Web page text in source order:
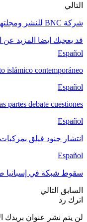
التالي
شركة BNC للنشر ومجلتها Entrepreneur الشرق الاوسط ، نظمت جوائزها السنوية لروّاد الأعمال في السعودية
قد يعجبك ايضا المزيد عن
Español
islámico contemporáneo
Español
debate cuestiones…
Español
انتشار جنود فيلق
Español
سقوط شبكة في إسبانيا صنعت 1000 طائرة بدون طيار انتحارية لصالح
السابق التالي
اترك رد
لن يتم نشر عنوان بريدك